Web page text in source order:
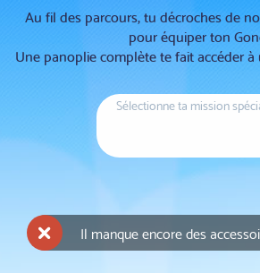
Au fil des parcours, tu décroches de
pour équiper ton
Une panoplie complète te fait accéder
Sélectionne ta mission
Il manque encore des